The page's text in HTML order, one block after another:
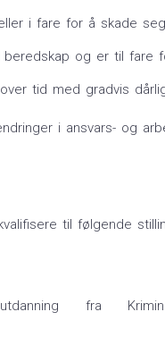
i fare for å skade
og er til fare
tid med gradvis
i ansvars- og
til følgende
fra